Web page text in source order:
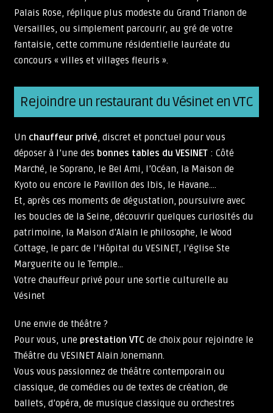
Palais Rose, réplique plus modeste du Grand Trianon de
Versailles, ou simplement parcourir, au gré de votre
fantaisie, cette commune résidentielle lauréate du
concours « villes et villages fleuris ».
Rejoindre un restaurant du Vésinet en VTC
Un chauffeur privé, discret et ponctuel pour vous
déposer à l’une des bonnes tables du VESINET : Côté
Marché, le Soprano, le Bel Ami, l’Océan, la Maison de
Kyoto ou encore le Pavillon des Ibis, le Havane….
Et, après ces moments de dégustation, poursuivre avec
les boucles de la Seine, découvrir quelques curiosités du
patrimoine, la Maison d’Alain le philosophe, le Wood
Cottage, le parc de l’Hôpital du VESINET, l’église Ste
Marguerite ou le Temple…
Votre chauffeur privé pour une sortie culturelle au
Vésinet
Une envie de théâtre ?
Pour vous, une prestation VTC de choix pour rejoindre le
Théâtre du VESINET Alain Jonemann.
Vous vous passionnez de théâtre contemporain ou
classique, de comédies ou de textes de création, de
ballets, d’opéra, de musique classique ou orchestres